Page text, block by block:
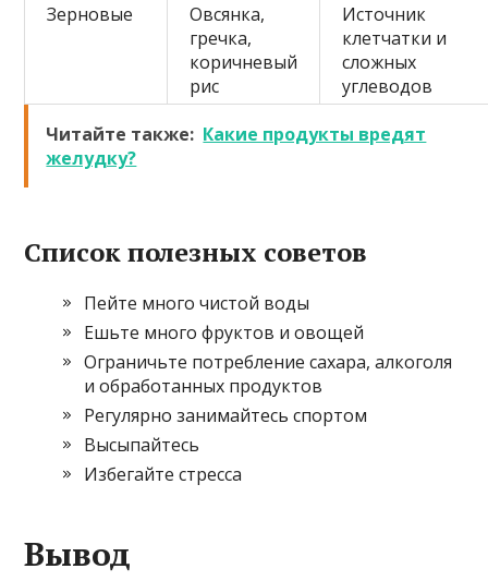
Зерновые
Овсянка,
гречка,
коричневый
рис
Источник
клетчатки и
сложных
углеводов
Читайте также: Какие продукты вредят
желудку?
Список полезных советов
Пейте много чистой воды
Ешьте много фруктов и овощей
Ограничьте потребление сахара, алкоголя
и обработанных продуктов
Регулярно занимайтесь спортом
Высыпайтесь
Избегайте стресса
Вывод